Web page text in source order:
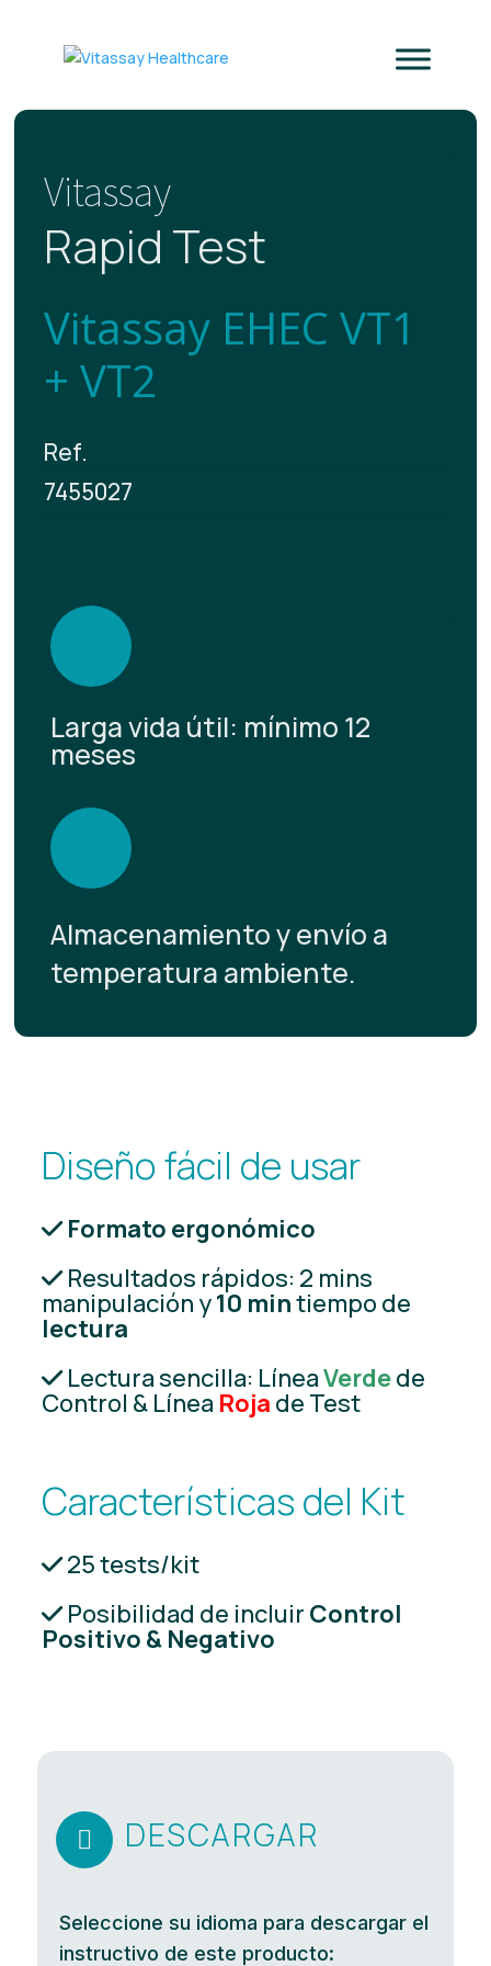
Vitassay
Rapid Test
Vitassay EHEC VT1
+ VT2
Ref.
7455027
Larga vida útil: mínimo 12
meses
Almacenamiento y envío a
temperatura ambiente.
Diseño fácil de usar
Formato ergonómico
Resultados rápidos: 2 mins
manipulación y10 mintiempo de
lectura
Lectura sencilla: LíneaVerdede
Control & Línea Roja de Test
Características del Kit
25 tests/kit
Posibilidad de incluir Control
Positivo & Negativo
 DESCARGAR
Seleccione su idioma para descargar el
instructivo de este producto: